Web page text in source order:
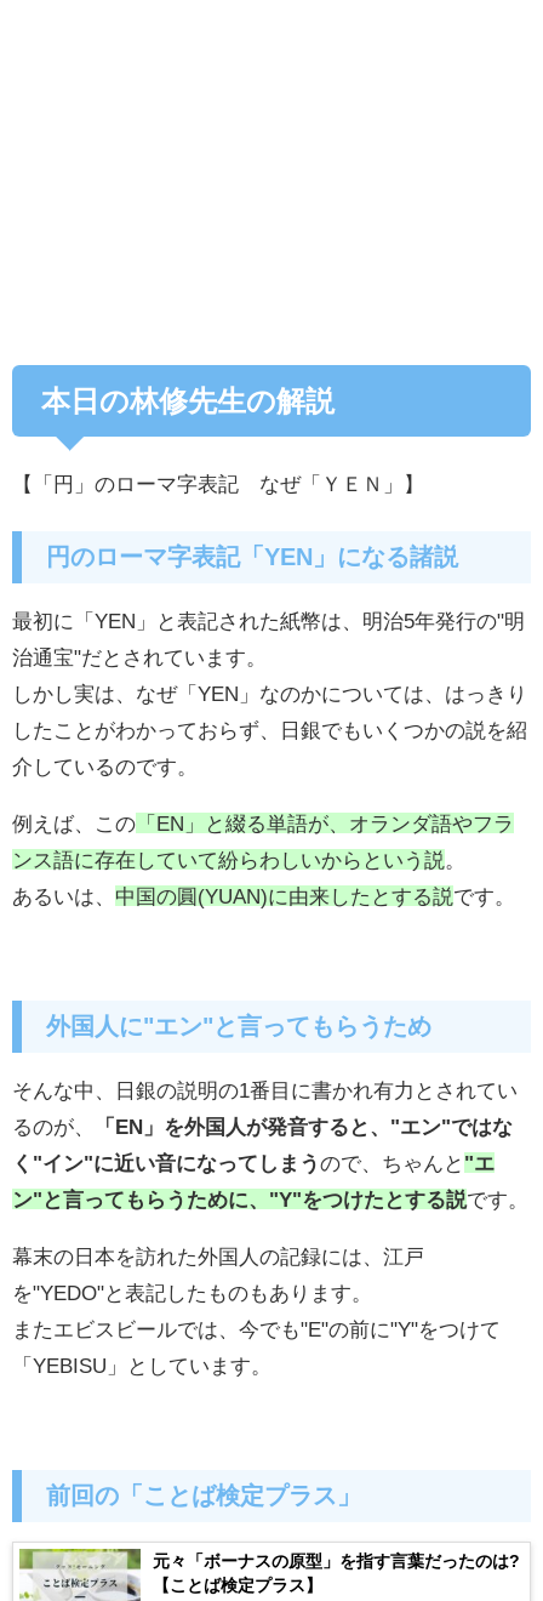
本日の林修先生の解説
【 「円」のローマ字表記 なぜ「ＹＥＮ」 】
円のローマ字表記「YEN」になる諸説
最初に「YEN」と表記された紙幣は、明治5年発行の"明
治通宝"だとされています。
しかし実は、なぜ「YEN」なのかについては、はっきり
したことがわかっておらず、日銀でもいくつかの説を紹
介しているのです。
例えば、この 「EN」と綴る単語が、オランダ語やフラ
ンス語に存在していて紛らわしいからという説
あるいは、 中国の圓(YUAN)に由来したとする説です。
外国人に"エン"と言ってもらうため
そんな中、日銀の説明の1番目に書かれ有力とされてい
るのが、
「EN」を外国人が発音すると、"エン"ではな
く"イン"に近い音になってしまうので、ちゃんと "エ
ン"と言ってもらうために、"Y"をつけたとする説です。
幕末の日本を訪れた外国人の記録には、江戸
を"YEDO"と表記したものもあります。
またエビスビールでは、今でも"E"の前に"Y"をつけて
「YEBISU」としています。
前回の「ことば検定プラス」
元々「ボーナスの原型」を指す言葉だったのは?
【ことば検定プラス】